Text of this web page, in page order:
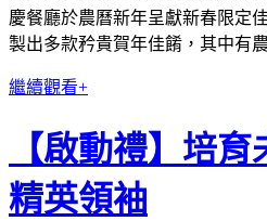
慶餐廳於農曆新年呈獻新春限定
製出多款矜貴賀年佳餚，其中有
繼續觀看+
【啟動禮】培
精英領袖